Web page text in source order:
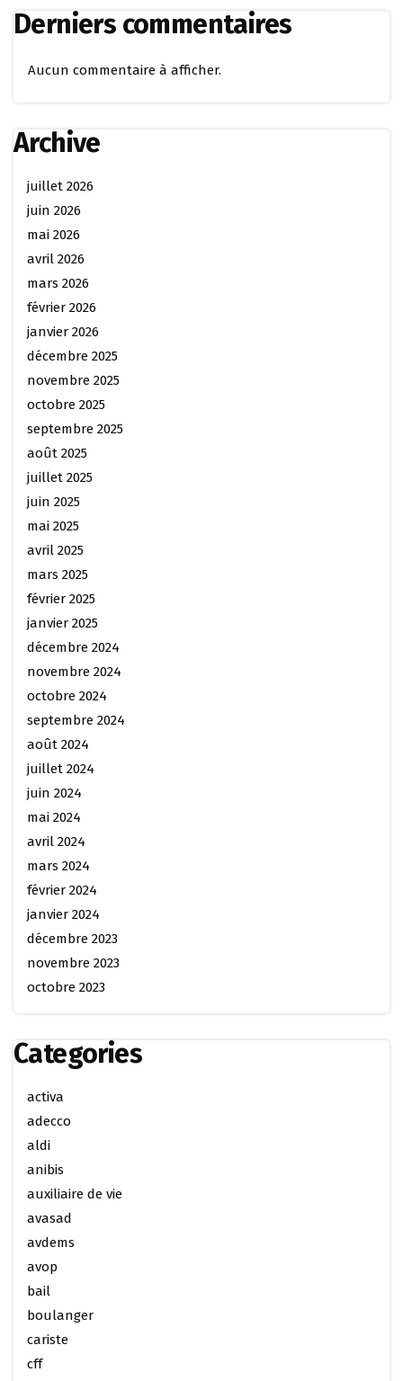
Derniers commentaires
Aucun commentaire à afficher.
Archive
juillet 2026
juin 2026
mai 2026
avril 2026
mars 2026
février 2026
janvier 2026
décembre 2025
novembre 2025
octobre 2025
septembre 2025
août 2025
juillet 2025
juin 2025
mai 2025
avril 2025
mars 2025
février 2025
janvier 2025
décembre 2024
novembre 2024
octobre 2024
septembre 2024
août 2024
juillet 2024
juin 2024
mai 2024
avril 2024
mars 2024
février 2024
janvier 2024
décembre 2023
novembre 2023
octobre 2023
Categories
activa
adecco
aldi
anibis
auxiliaire de vie
avasad
avdems
avop
bail
boulanger
cariste
cff